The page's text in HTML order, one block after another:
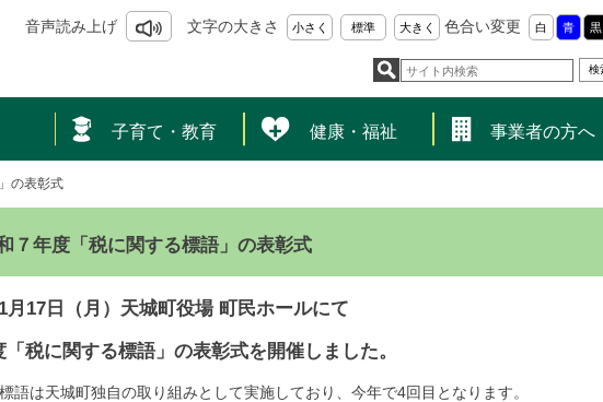
音声読み上げ 文字の大きさ 小さく 標準 大きく 色合い変更 白 青 黒
子育て・教育 健康・福祉 事業者の方へ
の表彰式
７年度「税に関する標語」の表彰式
月17日（月）天城町役場 町民ホールにて
税に関する標語」の表彰式を開催しました。
語は天城町独自の取り組みとして実施しており、今年で4回目となります。